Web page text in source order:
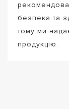
безпека та
тому ми
продукцію.